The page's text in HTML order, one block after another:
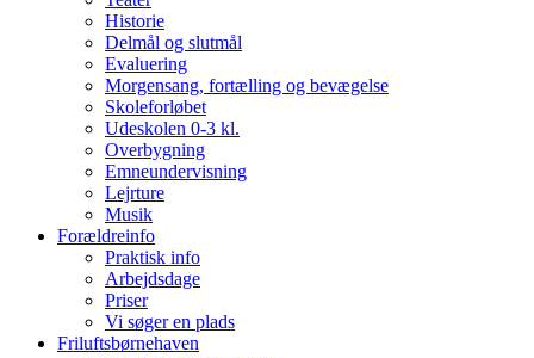
Historie
Delmål og slutmål
Evaluering
Morgensang, fortælling og bevægelse
Skoleforløbet
Udeskolen 0-3 kl.
Overbygning
Emneundervisning
Lejrture
Musik
Forældreinfo
Praktisk info
Arbejdsdage
Priser
Vi søger en plads
Friluftsbørnehaven